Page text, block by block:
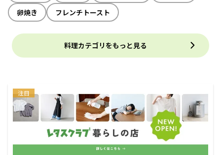
卵焼き
フレンチトースト
料理カテゴリをもっと見る
注目